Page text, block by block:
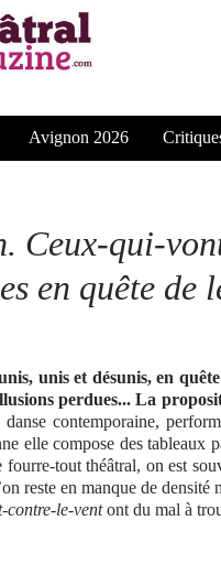
Avignon 2026
Ceux-qui-
en quête de
unis et désunis, en
perdues... La
danse contemporaine,
elle compose des tableaux
tout théâtral, on est
reste en manque de
contre-le-ventont du mal à